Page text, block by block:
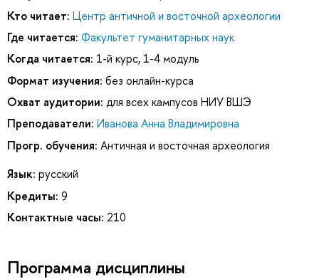
Кто читает: Центр античной и восточной археологии
Где читается: Факультет гуманитарных наук
Когда читается: 1-й курс, 1-4 модуль
Формат изучения: без онлайн-курса
Охват аудитории: для всех кампусов НИУ ВШЭ
Преподаватели: Иванова Анна Владимировна
Прогр. обучения: Античная и восточная археология
Язык: русский
Кредиты: 9
Контактные часы: 210
Программа дисциплины